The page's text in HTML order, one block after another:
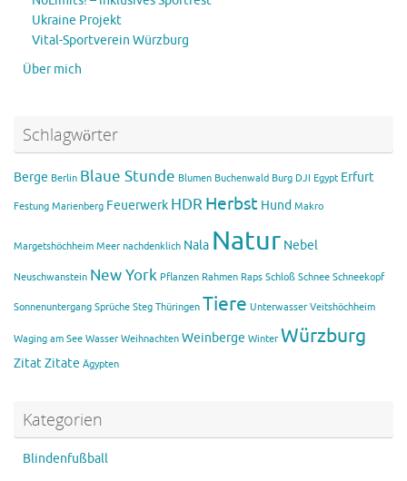
Ukraine Projekt
Vital-Sportverein Würzburg
Über mich
Schlagwörter
Berge Berlin Blaue Stunde Blumen Buchenwald Burg DJI Egypt Erfurt
Festung Marienberg Feuerwerk HDRHerbst Hund Makro
Margetshöchheim Meer nachdenklich Nala Natur Nebel
Neuschwanstein New York Pflanzen Rahmen Raps Schloß Schnee Schneekopf
Sonnenuntergang Sprüche Steg Thüringen Tiere Unterwasser Veitshöchheim
Waging am See Wasser Weihnachten Weinberge Winter Würzburg
ZitatZitate Ägypten
Kategorien
Blindenfußball